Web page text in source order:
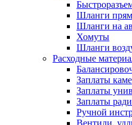
Шланги
Шланги на
Хомуты
Шланги
Расходные
Заплаты
Заплаты
Заплаты
Ручной
Вентили,